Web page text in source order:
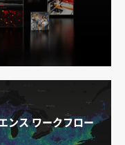
で高速なトーク
AI を実現しま
ンス ワークフロー